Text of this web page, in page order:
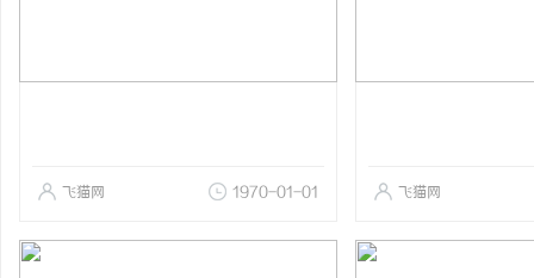
飞猫网 1970-01-01 飞猫网